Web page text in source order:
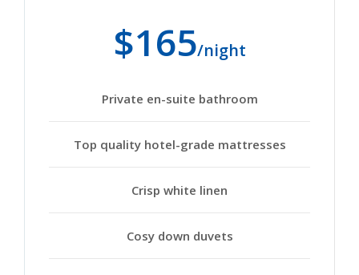
$165/night
Private en-suite bathroom
Top quality hotel-grade mattresses
Crisp white linen
Cosy down duvets